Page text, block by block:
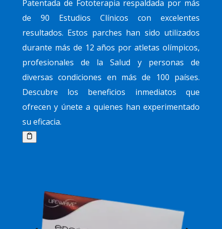
Patentada de Fototerapia respaldada por más
de 90 Estudios Clínicos con excelentes
resultados. Estos parches han sido utilizados
durante más de 12 años por atletas olímpicos,
profesionales de la Salud y personas de
diversas condiciones en más de 100 países.
Descubre los beneficios inmediatos que
ofrecen y únete a quienes han experimentado
su eficacia.